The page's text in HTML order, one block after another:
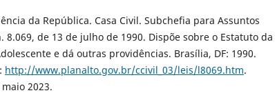
da República. Casa Civil. Subchefia para Assuntos
8.069, de 13 de julho de 1990. Dispõe sobre o Estatuto da
e dá outras providências. Brasília, DF: 1990.
http://www.planalto.gov.br/ccivil_03/leis/l8069.htm.
2023.